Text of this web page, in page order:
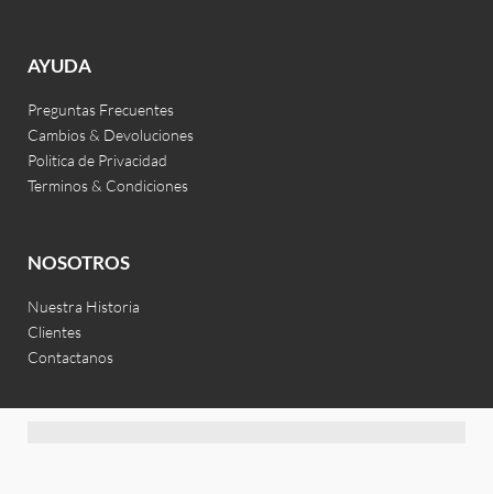
AYUDA
Preguntas Frecuentes
Cambios & Devoluciones
Politica de Privacidad
Terminos & Condiciones
NOSOTROS
Nuestra Historia
Clientes
Contactanos